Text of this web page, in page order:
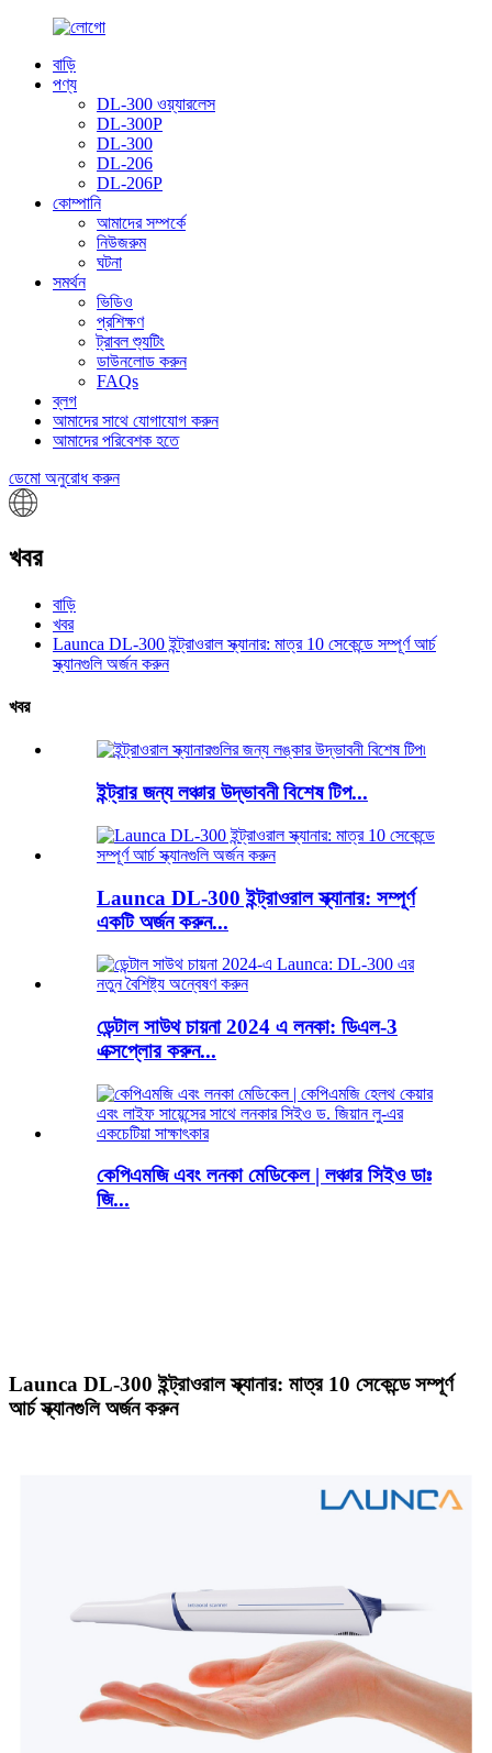
বাড়ি
পণ্য
DL-300 ওয়্যারলেস
DL-300P
DL-300
DL-206
DL-206P
কোম্পানি
আমাদের সম্পর্কে
নিউজরুম
ঘটনা
সমর্থন
ভিডিও
প্রশিক্ষণ
ট্রাবল শ্যুটিং
ডাউনলোড করুন
FAQs
ব্লগ
আমাদের সাথে যোগাযোগ করুন
আমাদের পরিবেশক হতে
ডেমো অনুরোধ করুন
খবর
বাড়ি
খবর
Launca DL-300 ইন্ট্রাওরাল স্ক্যানার: মাত্র 10 সেকেন্ডে সম্পূর্ণ আর্চ
স্ক্যানগুলি অর্জন করুন
খবর
ইন্ট্রার জন্য লঞ্চার উদ্ভাবনী বিশেষ টিপ...
Launca DL-300 ইন্ট্রাওরাল স্ক্যানার: সম্পূর্ণ
একটি অর্জন করুন...
ডেন্টাল সাউথ চায়না 2024 এ লনকা: ডিএল-3
এক্সপ্লোর করুন...
কেপিএমজি এবং লনকা মেডিকেল | লঞ্চার সিইও ডাঃ
জি...
Launca DL-300 ইন্ট্রাওরাল স্ক্যানার: মাত্র 10 সেকেন্ডে সম্পূর্ণ
আর্চ স্ক্যানগুলি অর্জন করুন